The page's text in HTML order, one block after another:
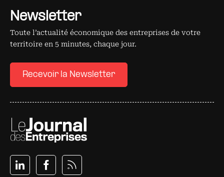
Newsletter
Toute l’actualité économique des entreprises de votre
territoire en 5 minutes, chaque jour.
Recevoir la Newsletter